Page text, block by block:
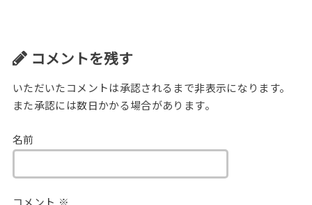
コメントを残す
いただいたコメントは承認されるまで非表示になります。
また承認には数日かかる場合があります。
名前